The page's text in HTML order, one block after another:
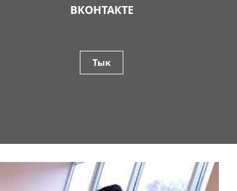
ВКОНТАКТЕ
Тык